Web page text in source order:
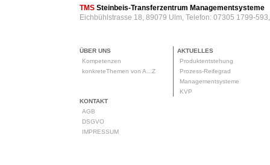
TMS Steinbeis-Transferzentrum Managementsysteme
Eichbühlstrasse 18, 89079 Ulm, Telefon: 07305 1799-
ÜBER UNS
Kompetenzen
konkreteThemen von A...Z
AKTUELLES
Produktentstehung
Prozess-Reifegrad
Managementsysteme
KVP
KONTAKT
AGB
DSGVO
IMPRESSUM